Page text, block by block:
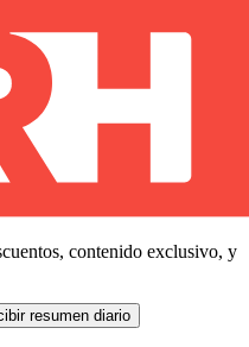
contenido exclusivo, y
resumen diario